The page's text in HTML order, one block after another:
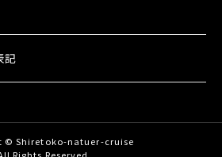
記
© Shiretoko-natuer-cruise
Rights Reserved.